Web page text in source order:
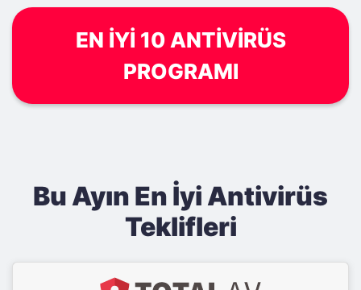
EN İYI 10 ANTIVIRÜS
PROGRAMI
Bu Ayın En İyi Antivirüs
Teklifleri